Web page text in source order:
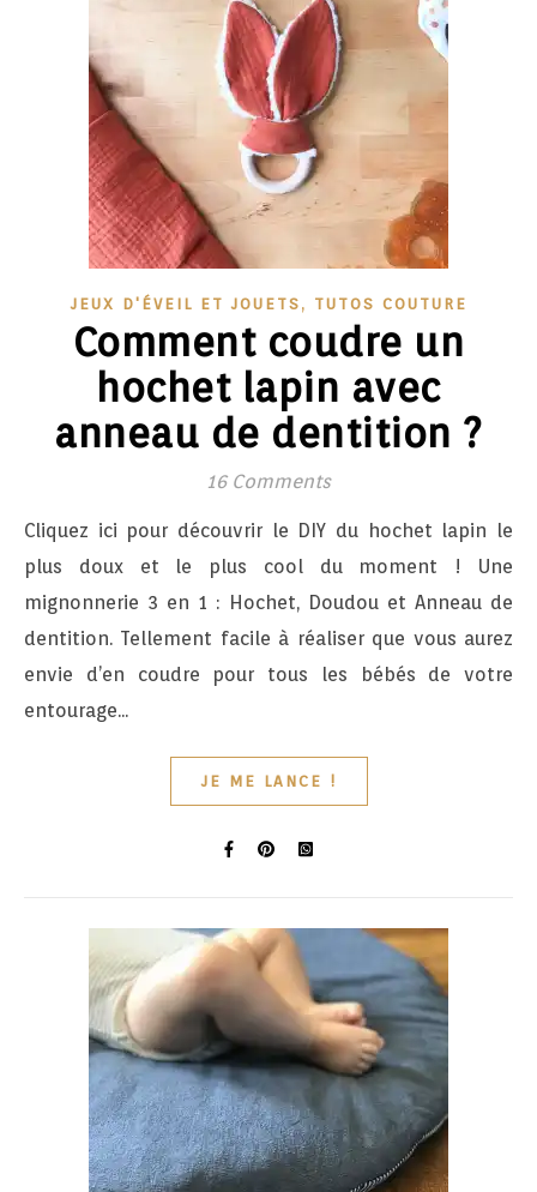
JEUX D'ÉVEIL ET JOUETS , TUTOS COUTURE
Comment coudre un
hochet lapin avec
anneau de dentition ?
16 Comments
Cliquez ici pour découvrir le DIY du hochet lapin le
plus doux et le plus cool du moment ! Une
mignonnerie 3 en 1 : Hochet, Doudou et Anneau de
dentition. Tellement facile à réaliser que vous aurez
envie d’en coudre pour tous les bébés de votre
entourage...
JE ME LANCE !